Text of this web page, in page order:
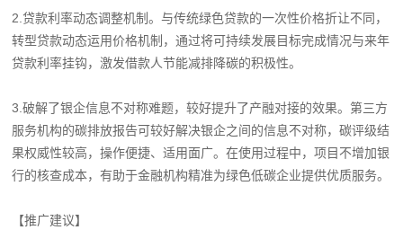
2.贷款利率动态调整机制。与传统绿色贷款的一次性价格折让不同，
转型贷款动态运用价格机制，通过将可持续发展目标完成情况与来年
贷款利率挂钩，激发借款人节能减排降碳的积极性。
3.破解了银企信息不对称难题，较好提升了产融对接的效果。第三方
服务机构的碳排放报告可较好解决银企之间的信息不对称，碳评级结
果权威性较高，操作便捷、适用面广。在使用过程中，项目不增加银
行的核查成本，有助于金融机构精准为绿色低碳企业提供优质服务。
【推广建议】